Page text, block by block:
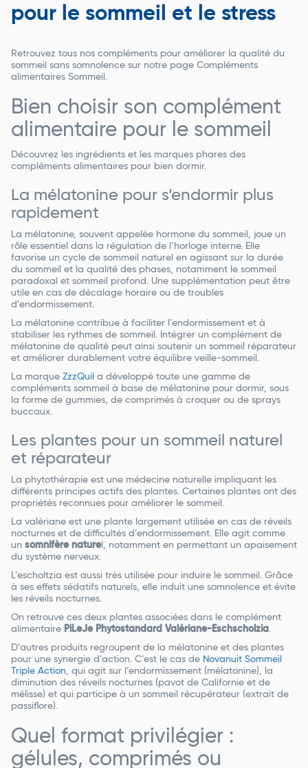
pour le sommeil et le stress
Retrouvez tous nos compléments pour améliorer la qualité du
sommeil sans somnolence sur notre page Compléments
alimentaires Sommeil.
Bien choisir son complément
alimentaire pour le sommeil
Découvrez les ingrédients et les marques phares des
compléments alimentaires pour bien dormir.
La mélatonine pour s’endormir plus
rapidement
La mélatonine, souvent appelée hormone du sommeil, joue un
rôle essentiel dans la régulation de l’horloge interne. Elle
favorise un cycle de sommeil naturel en agissant sur la durée
du sommeil et la qualité des phases, notamment le sommeil
paradoxal et sommeil profond. Une supplémentation peut être
utile en cas de décalage horaire ou de troubles
d’endormissement.
La mélatonine contribue à faciliter l’endormissement et à
stabiliser les rythmes de sommeil. Intégrer un complément de
mélatonine de qualité peut ainsi soutenir un sommeil réparateur
et améliorer durablement votre équilibre veille-sommeil.
La marque ZzzQuil a développé toute une gamme de
compléments sommeil à base de mélatonine pour dormir, sous
la forme de gummies, de comprimés à croquer ou de sprays
buccaux.
Les plantes pour un sommeil naturel
et réparateur
La phytothérapie est une médecine naturelle impliquant les
différents principes actifs des plantes. Certaines plantes ont des
propriétés reconnues pour améliorer le sommeil.
La valériane est une plante largement utilisée en cas de réveils
nocturnes et de difficultés d’endormissement. Elle agit comme
un somnifère naturel, notamment en permettant un apaisement
du système nerveux.
L’escholtzia est aussi très utilisée pour induire le sommeil. Grâce
à ses effets sédatifs naturels, elle induit une somnolence et évite
les réveils nocturnes.
On retrouve ces deux plantes associées dans le complément
alimentaire PiLeJe Phytostandard Valériane-Eschscholzia.
D’autres produits regroupent de la mélatonine et des plantes
pour une synergie d’action. C’est le cas de Novanuit Sommeil
Triple Action, qui agit sur l’endormissement (mélatonine), la
diminution des réveils nocturnes (pavot de Californie et de
mélisse) et qui participe à un sommeil récupérateur (extrait de
passiflore).
Quel format privilégier :
gélules, comprimés ou